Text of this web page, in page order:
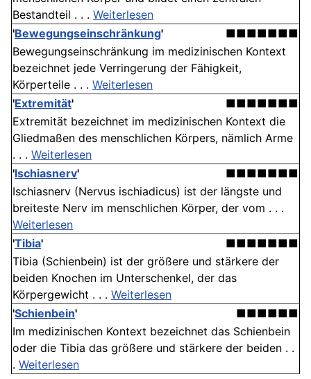
Bestandteil . . . Weiterlesen
'Bewegungseinschränkung'
■■■■■■■
Bewegungseinschränkung im medizinischen Kontext
bezeichnet jede Verringerung der Fähigkeit,
Körperteile . . . Weiterlesen
'Extremität'
■■■■■■■
Extremität bezeichnet im medizinischen Kontext die
Gliedmaßen des menschlichen Körpers, nämlich Arme
. . . Weiterlesen
'Ischiasnerv'
■■■■■■■
Ischiasnerv (Nervus ischiadicus) ist der längste und
breiteste Nerv im menschlichen Körper, der vom . . .
Weiterlesen
'Tibia'
■■■■■■■
Tibia (Schienbein) ist der größere und stärkere der
beiden Knochen im Unterschenkel, der das
Körpergewicht . . . Weiterlesen
'Schienbein'
■■■■■■
Im medizinischen Kontext bezeichnet das Schienbein
oder die Tibia das größere und stärkere der beiden . .
. Weiterlesen